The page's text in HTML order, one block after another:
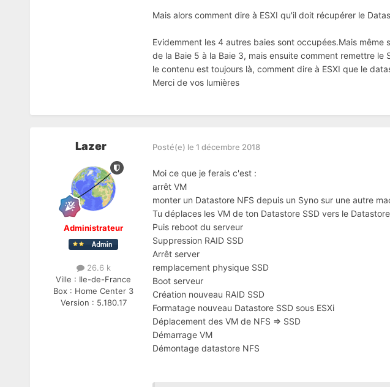
Mais alors comment dire à ESXI qu'il doit récupérer le
Evidemment les 4 autres baies sont occupées.Mais
de la Baie 5 à la Baie 3, mais ensuite comment remettre
le contenu est toujours là, comment dire à ESXI que le
Merci de vos lumières
Lazer
Administrateur
26.6 k
Ville : Ile-de-France
Box : Home Center 3
Version : 5.180.17
Posté(e) le 1 décembre 2018
Moi ce que je ferais c'est :
arrêt VM
monter un Datastore NFS depuis un Syno sur une autre
Tu déplaces les VM de ton Datastore SSD vers le
Puis reboot du serveur
Suppression RAID SSD
Arrêt server
remplacement physique SSD
Boot serveur
Création nouveau RAID SSD
Formatage nouveau Datastore SSD sous ESXi
Déplacement des VM de NFS => SSD
Démarrage VM
Démontage datastore NFS